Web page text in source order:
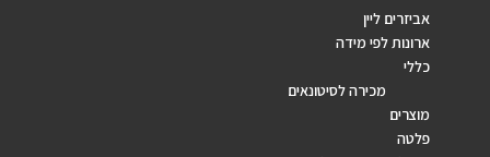
אביזרים ליין
ארונות לפי מידה
כללי
מכירה לסיטונאים
מוצרים
פלטה